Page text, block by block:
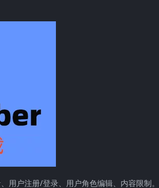
用户注册/登录、用户角色编辑、内容限制